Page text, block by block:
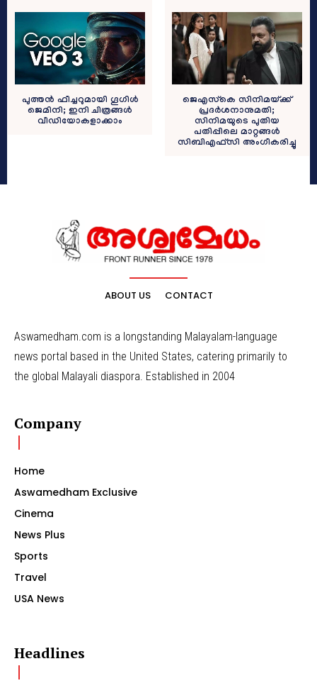
പുത്തൻ ഫീച്ചറുമായി ഗൂഗിൾ
ജെമിനി; ഇനി ചിത്രങ്ങൾ
വീഡിയോകളാക്കാം
ജെഎസ്‌കെ സിനിമയ്ക്ക്
പ്രദര്‍ശനാനുമതി;
സിനിമയുടെ പുതിയ
പതിപ്പിലെ മാറ്റങ്ങള്‍
സിബിഎഫ്‌സി അംഗീകരിച്ചു
ABOUT US CONTACT
Aswamedham.com is a longstanding Malayalam-language
news portal based in the United States, catering primarily to
the global Malayali diaspora. Established in 2004
Company
Home
Aswamedham Exclusive
Cinema
News Plus
Sports
Travel
USA News
Headlines